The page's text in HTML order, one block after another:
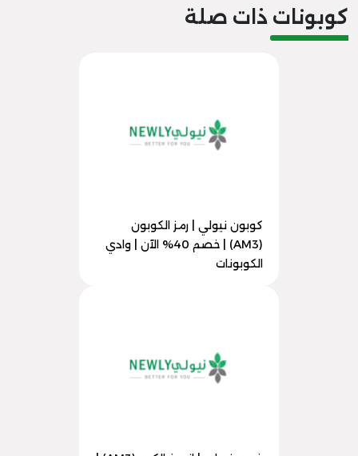
كوبونات ذات صلة
كوبون نيولي | رمز الكوبون
(AM3) | خصم 40% الآن | وادي
الكوبونات